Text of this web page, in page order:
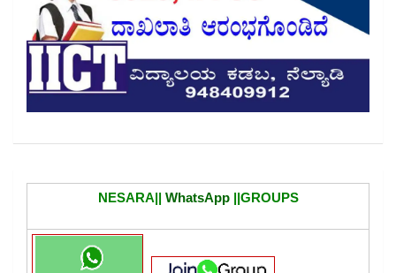
NESARA|| WhatsApp||GROUPS